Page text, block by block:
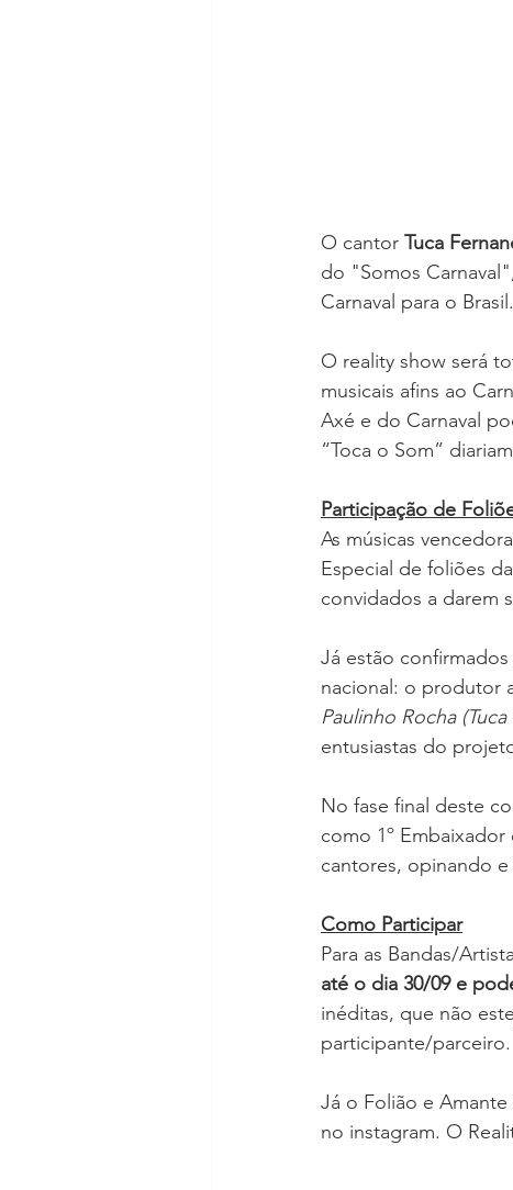
O cantor Tuca
do "Somos
Carnaval para o Brasil.
O reality show será
musicais afins ao
Axé e do Carnaval
“Toca o Som”
Participação de
As músicas
Especial de foliões
convidados a darem
Já estão
nacional: o produtor
Paulinho Rocha
entusiastas do
No fase final deste
como 1º Embaixador
cantores, opinando
Como Participar
Para as Bandas/
até o dia 30/09 e
inéditas, que não
participante/parceiro.
Já o Folião e
no instagram. O